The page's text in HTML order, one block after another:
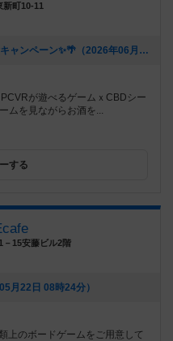
新町10-11
[NEW] 🌴✨るすと夏のシーシャ初体験キャンペーン✨🌴（2026年06月03日 02時03分）
が遊べるゲームｘCBDシー
ムを見ながらお酒を...
する
－15安藤ビル2階
月22日 08時24分）
上のボードゲームをご用意して